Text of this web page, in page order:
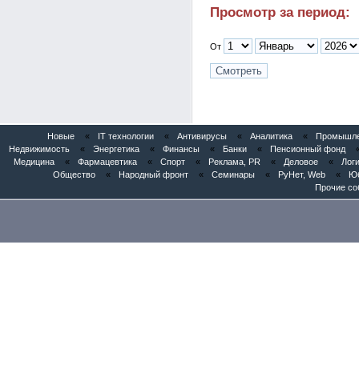
Просмотр за период:
От
Новые « IT технологии « Антивирусы « Аналитика «
Недвижимость
« Энергетика « Финансы « Банки « Пенсионный фонд
Медицина
« Фармацевтика « Спорт « Реклама, PR « Деловое «
Общество
« Народный фронт « Семинары « РуНет, Web «
Прочие